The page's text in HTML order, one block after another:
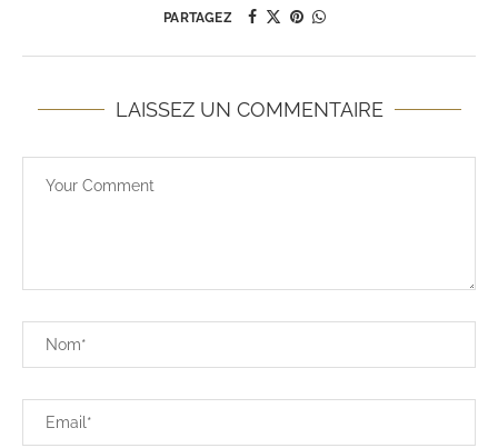
PARTAGEZ
LAISSEZ UN COMMENTAIRE